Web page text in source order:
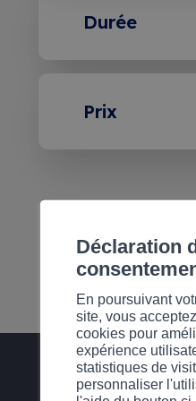
Durée
1 journée
formation par le
cas où vous avez
Prix
Membres : CHF
Formations,
thématiques,
CHF 799.00/an.
d’informations ici
des escaliers.
Si vous avez des
spécifiques liés
proposer une
adaptée.
Déclaration
En poursuivant
site, vous
cookies pour
expérience
statistiques de
personnaliser